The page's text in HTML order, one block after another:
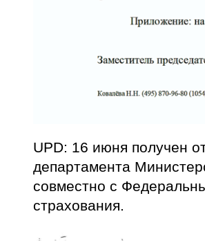
UPD: 16 июня получен
департамента
совместно с
страхования.